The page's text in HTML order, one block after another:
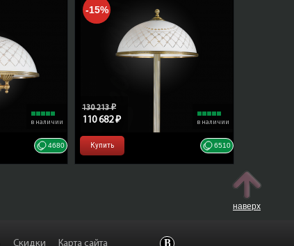
наверх
в наличии
4680
-15%
130 213 ₽
110 682 ₽ в наличии
Купить 6510
Скидки Карта сайта